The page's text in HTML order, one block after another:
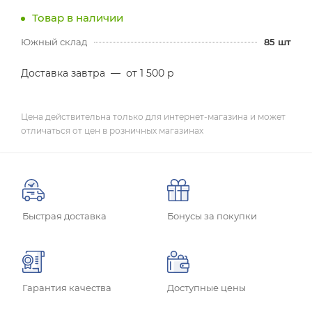
Товар в наличии
Южный склад 85 шт
Доставка завтра — от 1 500 р
Цена действительна только для интернет-магазина и может
отличаться от цен в розничных магазинах
Быстрая доставка Бонусы за покупки
Гарантия качества Доступные цены